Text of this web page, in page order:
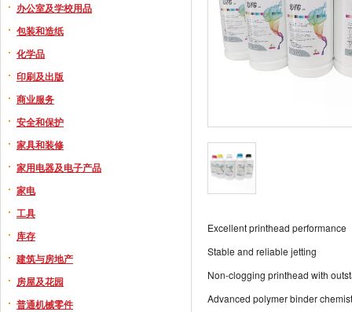
办公室及学校用品
包装和造纸
化学品
印刷及出版
商业服务
安全和保护
家具和装修
家用电器及电子产品
家电
工具
库存
建筑与房地产
房屋及花园
普通机械零件
Excellent printhead performance
Stable and reliable jetting
Non-clogging printhead with
Advanced polymer binder